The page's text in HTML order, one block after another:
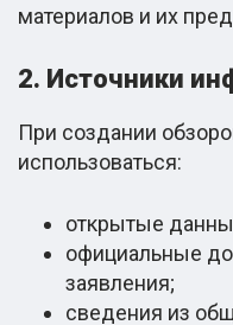
материалов и их
2. Источники
При создании
использоваться:
открытые
официальные
заявления;
сведения из